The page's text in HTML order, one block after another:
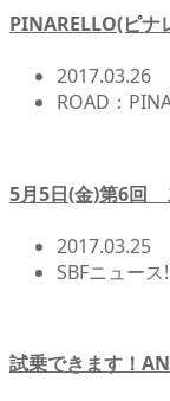
PINARELLO(ピ
2017.03.26
ROAD：
5月5日(金)第6回
2017.03.25
SBFニュース
試乗できます！